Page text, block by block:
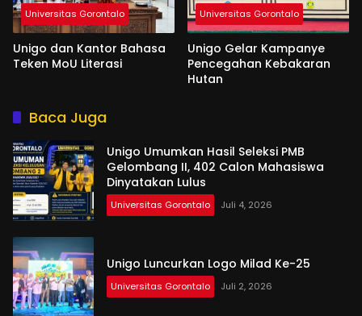
Universitas Gorontalo
Unigo dan Kantor Bahasa
Teken MoU Literasi
Universitas Gorontalo
Unigo Gelar Kampanye
Pencegahan Kebakaran
Hutan
Baca Juga
Unigo Umumkan Hasil Seleksi PMB
Gelombang II, 402 Calon Mahasiswa
Dinyatakan Lulus
Universitas Gorontalo Juli 4, 2026
Unigo Luncurkan Logo Milad Ke-25
Universitas Gorontalo Juli 2, 2026